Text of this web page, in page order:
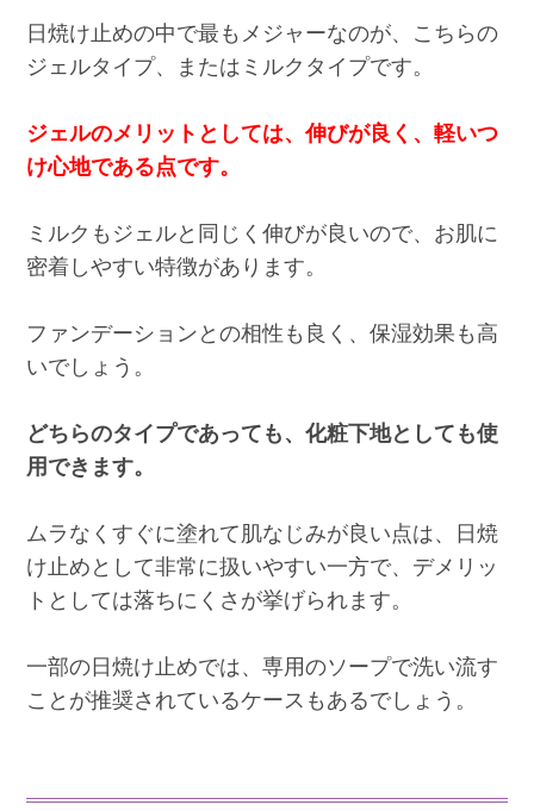
日焼け止めの中で最もメジャーなのが、こちらの
ジェルタイプ、またはミルクタイプです。
ジェルのメリットとしては、伸びが良く、軽いつ
け心地である点です。
ミルクもジェルと同じく伸びが良いので、お肌に
密着しやすい特徴があります。
ファンデーションとの相性も良く、保湿効果も高
いでしょう。
どちらのタイプであっても、化粧下地としても使
用できます。
ムラなくすぐに塗れて肌なじみが良い点は、日焼
け止めとして非常に扱いやすい一方で、デメリッ
トとしては落ちにくさが挙げられます。
一部の日焼け止めでは、専用のソープで洗い流す
ことが推奨されているケースもあるでしょう。